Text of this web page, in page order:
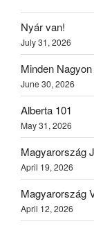
Nyár van!
July 31, 2026
Minden
June 30, 2026
Alberta 101
May 31, 2026
Magyarország
April 19, 2026
Magyarország
April 12, 2026